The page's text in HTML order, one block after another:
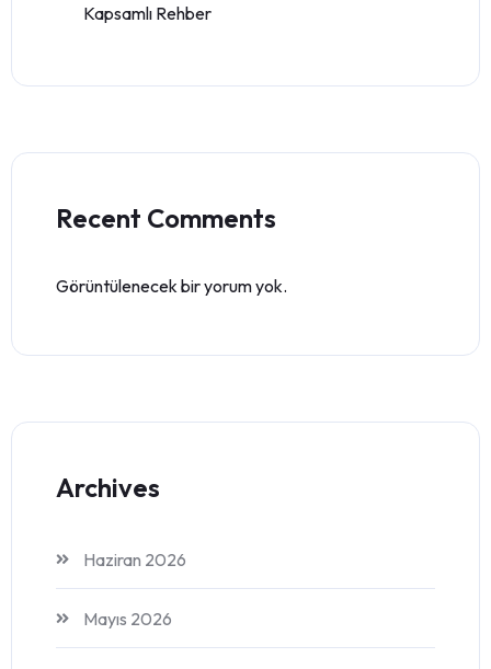
Kapsamlı Rehber
Recent Comments
Görüntülenecek bir yorum yok.
Archives
Haziran 2026
Mayıs 2026